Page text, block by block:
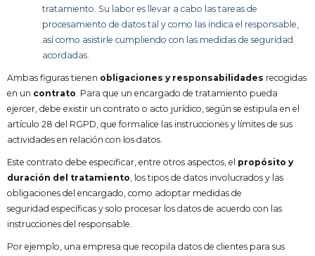
tratamiento. Su labor es llevar a cabo las tareas de
procesamiento de datos tal y como las indica el responsable,
así como asistirle cumpliendo con las medidas de seguridad
acordadas.
Ambas figuras tienen obligaciones y responsabilidades recogidas
en un contrato. Para que un encargado de tratamiento pueda
ejercer, debe existir un contrato o acto jurídico, según se estipula en el
artículo 28 del RGPD, que formalice las instrucciones y límites de sus
actividades en relación con los datos.
Este contrato debe especificar, entre otros aspectos, el propósito y
duración del tratamiento, los tipos de datos involucrados y las
obligaciones del encargado, como adoptar medidas de
seguridad específicas y solo procesar los datos de acuerdo con las
instrucciones del responsable.
Por ejemplo, una empresa que recopila datos de clientes para sus